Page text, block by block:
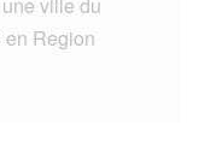
Region